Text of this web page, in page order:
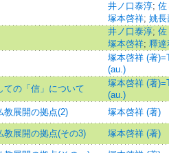
井ノ口泰淳; 佐
塚本啓祥; 姚長
井ノ口泰淳; 佐
塚本啓祥; 釋達
塚本啓祥 (著
(au.)
ての「信」について
塚本啓祥 (著
(au.)
教展開の拠点(2)
塚本啓祥 (著)
教展開の拠点(その3) 塚本啓祥 (著)